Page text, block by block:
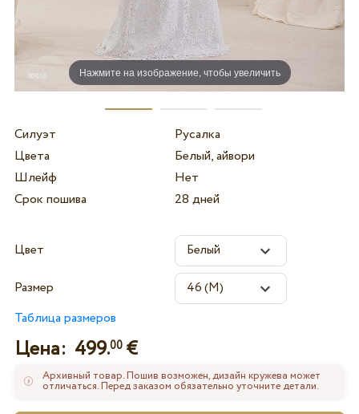
Нажмите на изображение, чтобы увеличить
Силуэт
Русалка
Цвета
Белый, айвори
Шлейф
Нет
Срок пошива
28 дней
Цвет
Размер
Таблица размеров
Цена: 499.00€
Архивный товар. Пошив возможен, дизайн кружева может
отличаться. Перед заказом обязательно уточните детали.